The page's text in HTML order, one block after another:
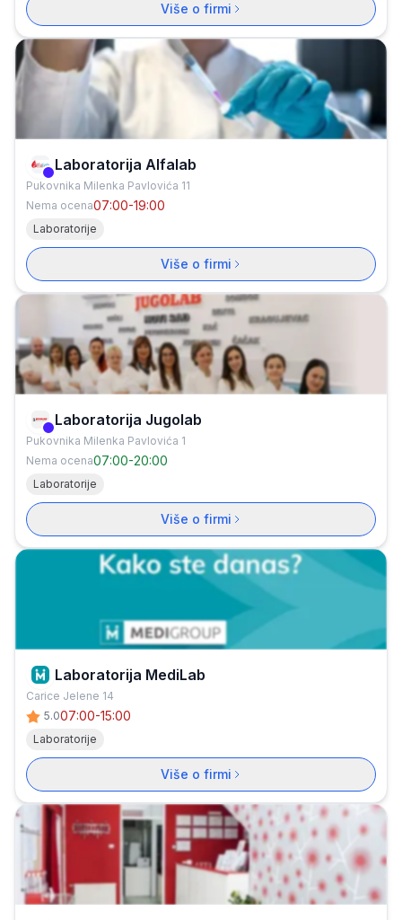
Više o firmi
Verifikovana firma
Laboratorija Alfalab
Pukovnika Milenka Pavlovića 11
Nema ocena07:00-19:00
Laboratorije
Više o firmi
Verifikovana firma
Laboratorija Jugolab
Pukovnika Milenka Pavlovića 1
Nema ocena07:00-20:00
Laboratorije
Više o firmi
Laboratorija MediLab
Carice Jelene 14
5.007:00-15:00
Laboratorije
Više o firmi